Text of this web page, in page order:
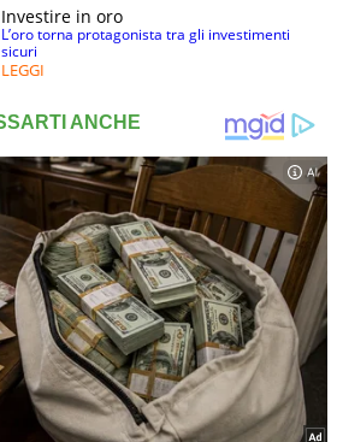
Investire in oro
L’oro torna protagonista tra gli investimenti
sicuri
LEGGI